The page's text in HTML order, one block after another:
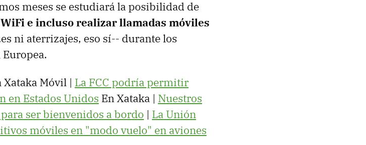
meses se estudiará la posibilidad de
e incluso realizar llamadas móviles
ni aterrizajes, eso sí-- durante los
Xataka Móvil | La FCC podría permitir
en Estados Unidos En Xataka | Nuestros
ser bienvenidos a bordo | La Unión
móviles en "modo vuelo" en aviones